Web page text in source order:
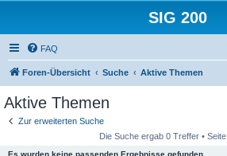
SIG 200
FAQ
Foren-Übersicht Suche Aktive Themen
Aktive Themen
Zur erweiterten Suche
Die Suche ergab 0 Treffer • Seite
Es wurden keine passenden Ergebnisse gefunden.